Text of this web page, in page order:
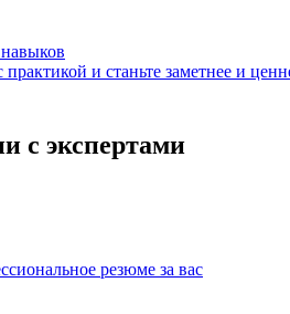
и станьте заметнее и
с экспертами
резюме за вас